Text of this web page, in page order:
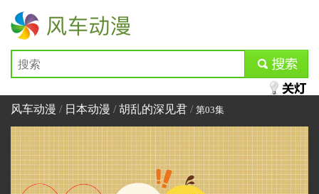
风车动漫
submit
风车动漫 / 日本动漫 /胡乱的深见君 / 第03集